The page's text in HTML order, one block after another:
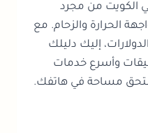
الكويت من مجرد
الحرارة والزحام. مع
إليك دليلك
وأسرع خدمات
مساحة في هاتفك.